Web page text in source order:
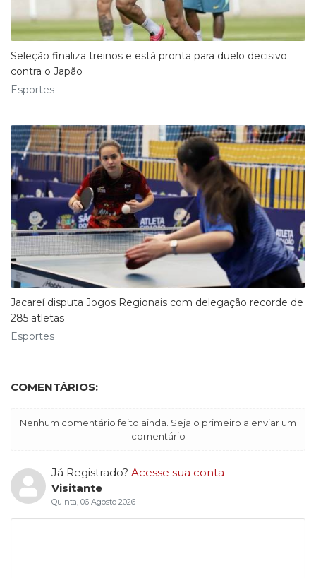
Seleção finaliza treinos e está pronta para duelo decisivo
contra o Japão
Esportes
Jacareí disputa Jogos Regionais com delegação recorde de
285 atletas
Esportes
COMENTÁRIOS:
Nenhum comentário feito ainda. Seja o primeiro a enviar um
comentário
Já Registrado? Acesse sua conta
Visitante
Quinta, 06 Agosto 2026